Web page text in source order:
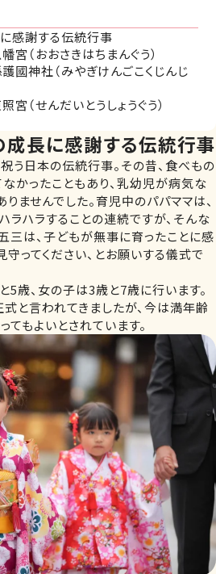
感謝する伝統行事
（おおさきはちまんぐう）
神社（みやぎけんごこくじんじ
せんだいとうしょうぐう）
長に感謝する伝統行事
う日本の伝統行事。その昔、食べもの
かったこともあり、乳幼児が病気な
ませんでした。育児中のパパママは、
ラハラすることの連続ですが、そんな
三は、子どもが無事に育ったことに感
ってください、とお願いする儀式で
5歳、女の子は3歳と7歳に行います。
と言われてきましたが、今は満年齢
もよいとされています。